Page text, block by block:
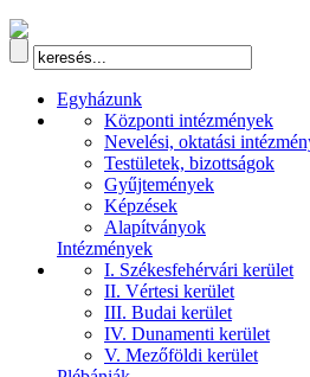
Egyházunk
Központi intézmények
Nevelési, oktatási
Testületek, bizottságok
Gyűjtemények
Képzések
Alapítványok
Intézmények
I. Székesfehérvári kerület
II. Vértesi kerület
III. Budai kerület
IV. Dunamenti kerület
V. Mezőföldi kerület